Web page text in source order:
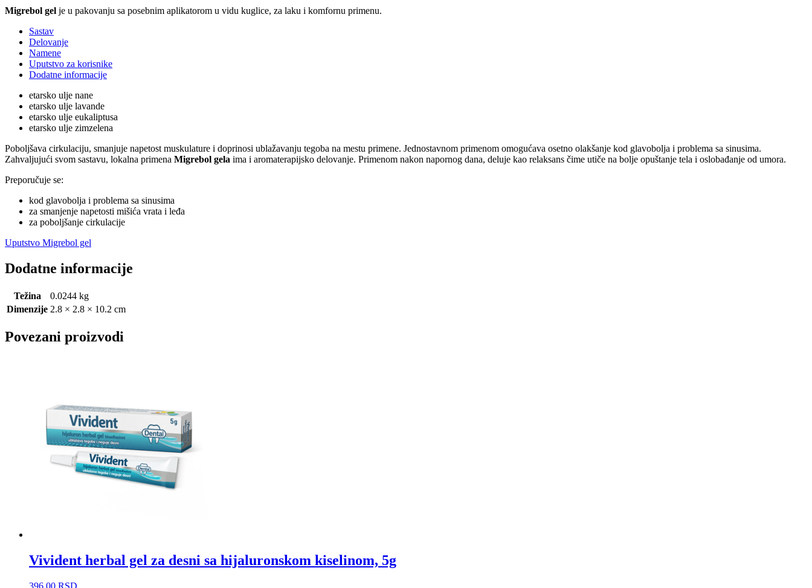
Migrebol gel je u pakovanju sa posebnim aplikatorom u vidu kuglice, za laku i komfornu primenu.
Sastav
Delovanje
Namene
Uputstvo za korisnike
Dodatne informacije
etarsko ulje nane
etarsko ulje lavande
etarsko ulje eukaliptusa
etarsko ulje zimzelena
Poboljšava cirkulaciju, smanjuje napetost muskulature i doprinosi ublažavanju tegoba na mestu primene. Jednostavnom primenom omogućava osetno olakšanje kod glavobolja i problema sa sinusima.
Zahvaljujući svom sastavu, lokalna primena Migrebol gela ima i aromaterapijsko delovanje. Primenom nakon napornog dana, deluje kao relaksans čime utiče na bolje opuštanje tela i oslobađanje od umora.
Preporučuje se:
kod glavobolja i problema sa sinusima
za smanjenje napetosti mišića vrata i leđa
za poboljšanje cirkulacije
Uputstvo Migrebol gel
Dodatne informacije
Težina
0.0244 kg
Dimenzije 2.8 × 2.8 × 10.2 cm
Povezani proizvodi
Vivident herbal gel za desni sa hijaluronskom kiselinom, 5g